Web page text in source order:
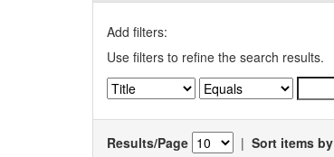
Add filters:
Use filters to refine the search results.
Results/Page | Sort items by